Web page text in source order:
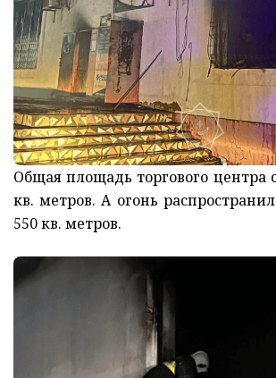
Общая площадь торгового центра
кв. метров. А огонь
550 кв. метров.